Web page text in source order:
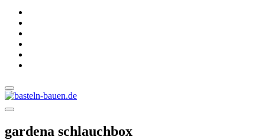
gardena schlauchbox